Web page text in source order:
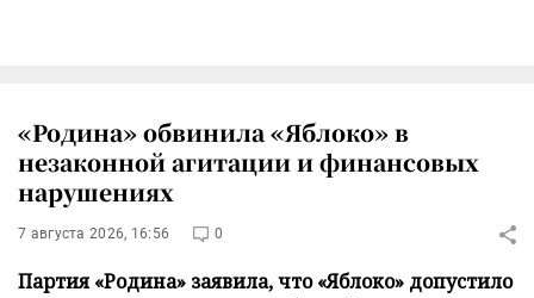
«Родина» обвинила «Яблоко» в
незаконной агитации и финансовых
нарушениях
7 августа 2026, 16:56 0
Партия «Родина» заявила, что «Яблоко» допустило